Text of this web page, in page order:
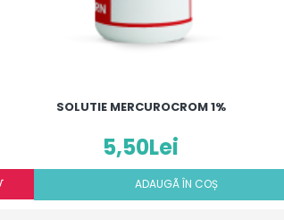
SOLUTIE MERCUROCROM 1%
5,50Lei
ADAUGÃ ÎN COȘ